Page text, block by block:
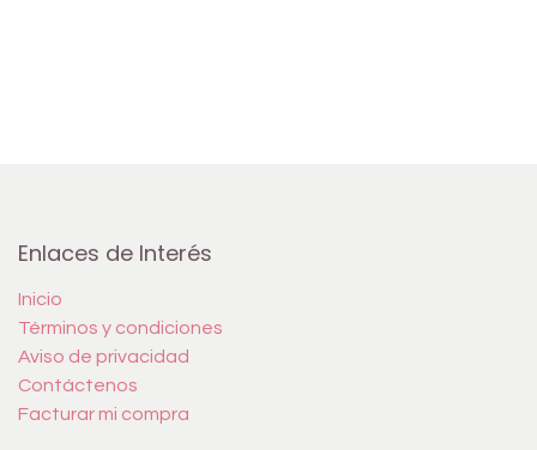
Enlaces de Interés
Inicio
Términos y condiciones
Aviso de privacidad
Contáctenos
Facturar mi compra